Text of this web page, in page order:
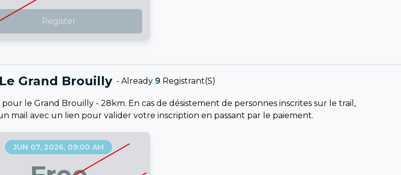
Register
Grand Brouilly - Already 9 Registrant(s)
le Grand Brouilly - 28km. En cas de désistement de personnes inscrites sur le trail,
mail avec un lien pour valider votre inscription en passant par le paiement.
JUN 07, 2026, 09:00 AM